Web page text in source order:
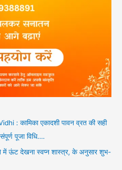
: कामिका एकादशी पावन व्रत की सही
पूजा विधि….
ऊंट देखना स्वप्न शास्त्र, के अनुसार शुभ-